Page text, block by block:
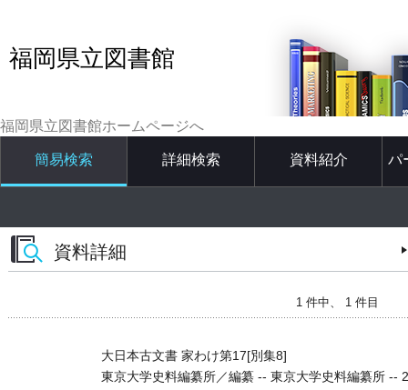
福岡県立図書館
福岡県立図書館ホームページへ
簡易検索 詳細検索 資料紹介 パ
資料詳細
1 件中、 1 件目
大日本古文書 家わけ第17[別集8]
東京大学史料編纂所／編纂 -- 東京大学史料編纂所 --